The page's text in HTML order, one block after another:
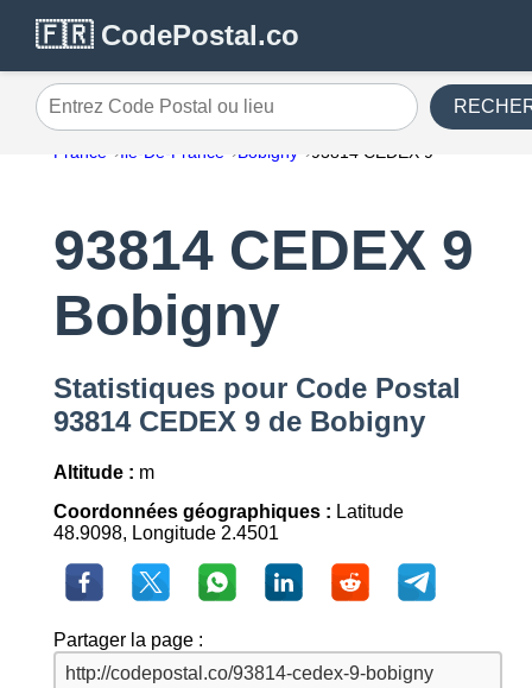
🇫🇷 CodePostal.co
Entrez Code Postal ou lieu
France Île-De-France Bobigny 93814 CEDEX 9
93814 CEDEX 9
Bobigny
Statistiques pour Code Postal
93814 CEDEX 9 de Bobigny
Altitude : m
Coordonnées géographiques : Latitude
48.9098, Longitude 2.4501
Partager la page :